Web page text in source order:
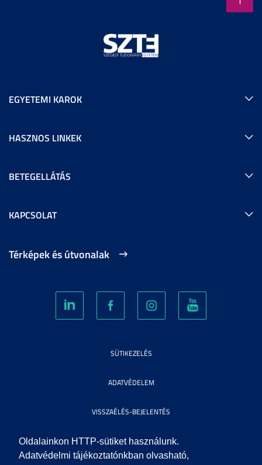
Oldalainkon HTTP-sütiket használunk.
Adatvédelmi tájékoztatónkban olvasható,
EGYETEMI KAROK
HASZNOS LINKEK
BETEGELLÁTÁS
KAPCSOLAT
Térképek és útvonalak
SÜTIKEZELÉS
ADATVÉDELEM
VISSZAÉLÉS-BEJELENTÉS
KÖZÉRDEKŰ ADATOK